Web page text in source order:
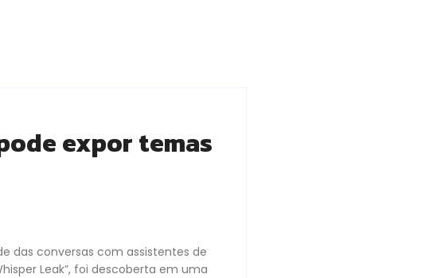
expor temas
das conversas com assistentes de
Leak”, foi descoberta em uma